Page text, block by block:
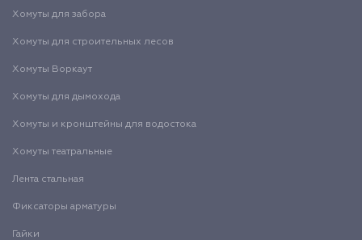
Хомуты для забора
Хомуты для строительных лесов
Хомуты Воркаут
Хомуты для дымохода
Хомуты и кронштейны для водостока
Хомуты театральные
Лента стальная
Фиксаторы арматуры
Гайки